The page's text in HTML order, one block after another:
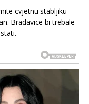
cvjetnu stabljiku
Bradavice bi trebale